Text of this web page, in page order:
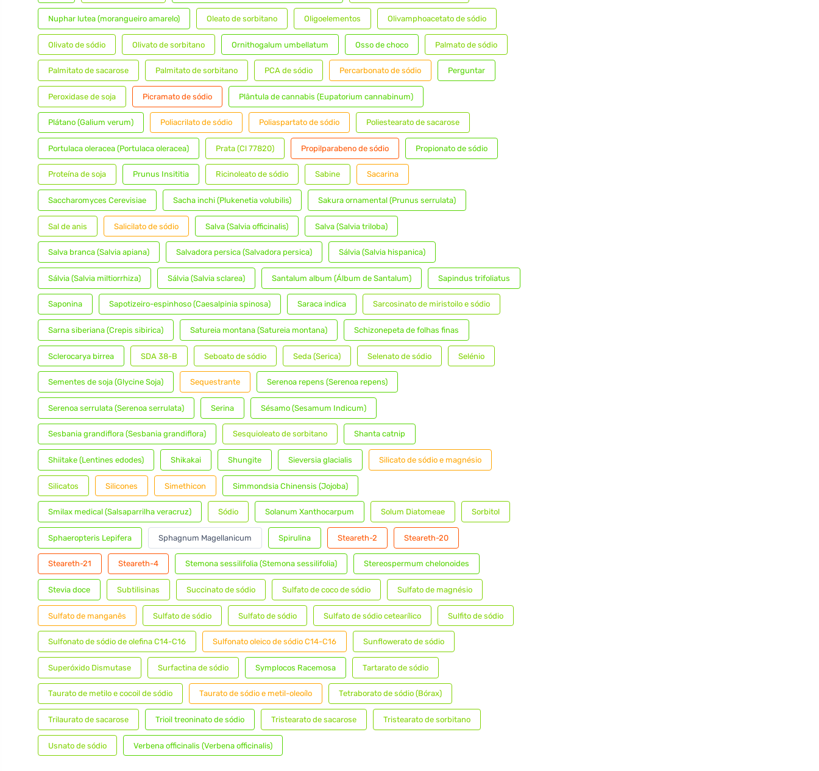
Nuphar lutea (morangueiro amarelo) Oleato de sorbitano Oligoelementos Olivamphoacetato de sódio
Olivato de sódio Olivato de sorbitano Ornithogalum umbellatum Osso de choco Palmato de sódio
Palmitato de sacarose Palmitato de sorbitano PCA de sódio Percarbonato de sódio Perguntar
Peroxidase de soja Picramato de sódio Plântula de cannabis (Eupatorium cannabinum)
Plátano (Galium verum) Poliacrilato de sódio Poliaspartato de sódio Poliestearato de sacarose
Portulaca oleracea (Portulaca oleracea) Prata (Cl 77820) Propilparabeno de sódio Propionato de sódio
Proteína de soja Prunus Insititia Ricinoleato de sódio Sabine Sacarina
Saccharomyces Cerevisiae Sacha inchi (Plukenetia volubilis) Sakura ornamental (Prunus serrulata)
Sal de anis Salicilato de sódio Salva (Salvia officinalis) Salva (Salvia triloba)
Salva branca (Salvia apiana) Salvadora persica (Salvadora persica) Sálvia (Salvia hispanica)
Sálvia (Salvia miltiorrhiza) Sálvia (Salvia sclarea) Santalum album (Álbum de Santalum) Sapindus trifoliatus
Saponina Sapotizeiro-espinhoso (Caesalpinia spinosa) Saraca indica Sarcosinato de miristoilo e sódio
Sarna siberiana (Crepis sibirica) Satureia montana (Satureia montana) Schizonepeta de folhas finas
Sclerocarya birrea SDA 38-B Seboato de sódio Seda (Serica) Selenato de sódio Selénio
Sementes de soja (Glycine Soja) Sequestrante Serenoa repens (Serenoa repens)
Serenoa serrulata (Serenoa serrulata) Serina Sésamo (Sesamum Indicum)
Sesbania grandiflora (Sesbania grandiflora) Sesquioleato de sorbitano Shanta catnip
Shiitake (Lentines edodes) Shikakai Shungite Sieversia glacialis Silicato de sódio e magnésio
Silicatos Silicones Simethicon Simmondsia Chinensis (Jojoba)
Smilax medical (Salsaparrilha veracruz) Sódio Solanum Xanthocarpum Solum Diatomeae Sorbitol
Sphaeropteris Lepifera Sphagnum Magellanicum Spirulina Steareth-2 Steareth-20
Steareth-21 Steareth-4 Stemona sessilifolia (Stemona sessilifolia) Stereospermum chelonoides
Stevia doce Subtilisinas Succinato de sódio Sulfato de coco de sódio Sulfato de magnésio
Sulfato de manganês Sulfato de sódio Sulfato de sódio Sulfato de sódio cetearílico Sulfito de sódio
Sulfonato de sódio de olefina C14-C16 Sulfonato oleico de sódio C14-C16 Sunflowerato de sódio
Superóxido Dismutase Surfactina de sódio Symplocos Racemosa Tartarato de sódio
Taurato de metilo e cocoil de sódio Taurato de sódio e metil-oleoílo Tetraborato de sódio (Bórax)
Trilaurato de sacarose Trioil treoninato de sódio Tristearato de sacarose Tristearato de sorbitano
Usnato de sódio Verbena officinalis (Verbena officinalis)